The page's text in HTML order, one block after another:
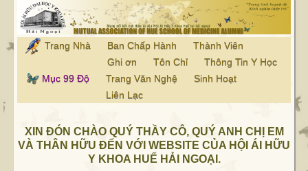
Trang Nhà Ban Chấp Hành
Thành Viên
Ghi ơn
Tôn Chỉ
Thông Tin Y Học
Mục 99 Độ
Trang Văn Nghệ
Sinh Hoạt
Liên Lạc
XIN ĐÓN CHÀO QUÝ THẦY CÔ, QUÝ ANH CHỊ EM
VÀ THÂN HỮU ĐẾN VỚI WEBSITE CỦA HỘI ÁI HỮU
Y KHOA HUẾ HẢI NGOẠI.